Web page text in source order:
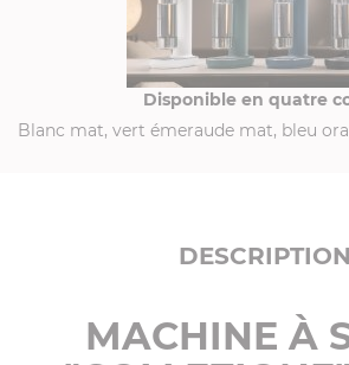
Disponible en quatre
Blanc mat, vert émeraude mat, bleu
DESCRIPTION
MACHINE À